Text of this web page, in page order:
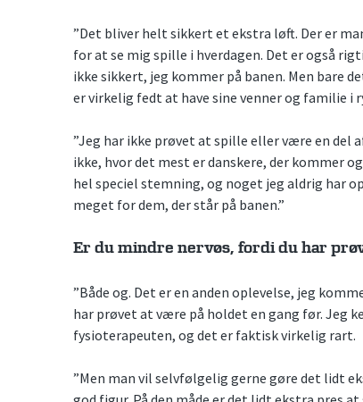
”Det bliver helt sikkert et ekstra løft. Der er
for at se mig spille i hverdagen. Det er også
ikke sikkert, jeg kommer på banen. Men bare
er virkelig fedt at have sine venner og familie i
”Jeg har ikke prøvet at spille eller være en
ikke, hvor det mest er danskere, der kommer
hel speciel stemning, og noget jeg aldrig har
meget for dem, der står på banen.”
Er du mindre nervøs, fordi du har
”Både og. Det er en anden oplevelse, jeg
har prøvet at være på holdet en gang før. Jeg
fysioterapeuten, og det er faktisk virkelig rart.
”Men man vil selvfølgelig gerne gøre det lidt